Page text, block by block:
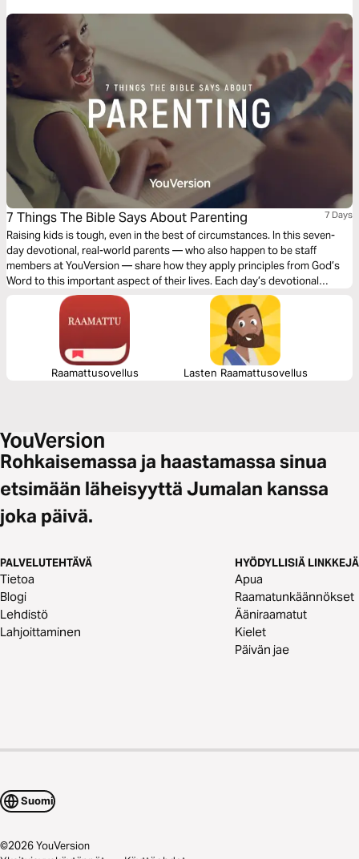
7 Things The Bible Says About Parenting 7 Days
Raising kids is tough, even in the best of circumstances. In this seven-
day devotional, real-world parents — who also happen to be staff
members at YouVersion — share how they apply principles from God’s
Word to this important aspect of their lives. Each day’s devotional
includes a Verse Image you can use to help you share your own journey.
Raamattusovellus Lasten Raamattusovellus
Rohkaisemassa ja haastamassa sinua
etsimään läheisyyttä Jumalan kanssa
joka päivä.
PALVELUTEHTÄVÄ
Tietoa
Blogi
Lehdistö
Lahjoittaminen
HYÖDYLLISIÄ LINKKEJÄ
Apua
Raamatunkäännökset
Ääniraamatut
Kielet
Päivän jae
Suomi
©2026YouVersion